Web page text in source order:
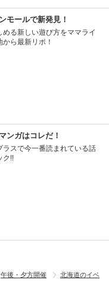
モールで新発見！
める新しい遊び方をママライ
ら最新リポ！
ンガはコレだ！
ラスで今一番読まれている話
ク!!
午後・夕方開催
北海道のイベ